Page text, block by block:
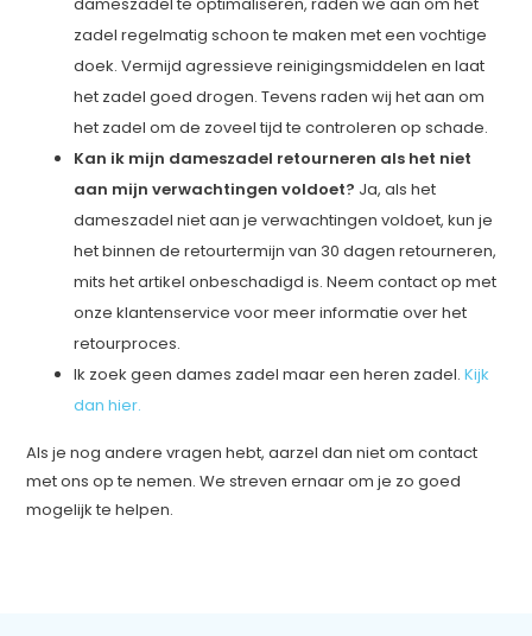
zadel regelmatig schoon te maken met een vochtige
doek. Vermijd agressieve reinigingsmiddelen en laat
het zadel goed drogen. Tevens raden wij het aan om
het zadel om de zoveel tijd te controleren op schade.
Kan ik mijn dameszadel retourneren als het niet
aan mijn verwachtingen voldoet? Ja, als het
dameszadel niet aan je verwachtingen voldoet, kun je
het binnen de retourtermijn van 30 dagen retourneren,
mits het artikel onbeschadigd is. Neem contact op met
onze klantenservice voor meer informatie over het
retourproces.
Ik zoek geen dames zadel maar een heren zadel.Kijk
dan hier.
Als je nog andere vragen hebt, aarzel dan niet om contact
met ons op te nemen. We streven ernaar om je zo goed
mogelijk te helpen.